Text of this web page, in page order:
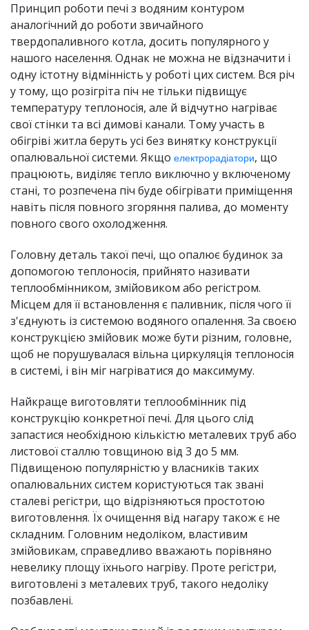
Принцип роботи печі з водяним контуром
аналогічний до роботи звичайного
твердопаливного котла, досить популярного у
нашого населення. Однак не можна не відзначити і
одну істотну відмінність у роботі цих систем. Вся річ
у тому, що розігріта піч не тільки підвищує
температуру теплоносія, але й відчутно нагріває
свої стінки та всі димові канали. Тому участь в
обігріві житла беруть усі без винятку конструкції
опалювальної системи. Якщо електрорадіатори, що
працюють, виділяє тепло виключно у включеному
стані, то розпечена піч буде обігрівати приміщення
навіть після повного згоряння палива, до моменту
повного свого охолодження.
Головну деталь такої печі, що опалює будинок за
допомогою теплоносія, прийнято називати
теплообмінником, змійовиком або регістром.
Місцем для її встановлення є паливник, після чого її
з'єднують із системою водяного опалення. За своєю
конструкцією змійовик може бути різним, головне,
щоб не порушувалася вільна циркуляція теплоносія
в системі, і він міг нагріватися до максимуму.
Найкраще виготовляти теплообмінник під
конструкцію конкретної печі. Для цього слід
запастися необхідною кількістю металевих труб або
листової сталлю товщиною від 3 до 5 мм.
Підвищеною популярністю у власників таких
опалювальних систем користуються так звані
сталеві регістри, що відрізняються простотою
виготовлення. Їх очищення від нагару також є не
складним. Головним недоліком, властивим
змійовикам, справедливо вважають порівняно
невелику площу їхнього нагріву. Проте регістри,
виготовлені з металевих труб, такого недоліку
позбавлені.